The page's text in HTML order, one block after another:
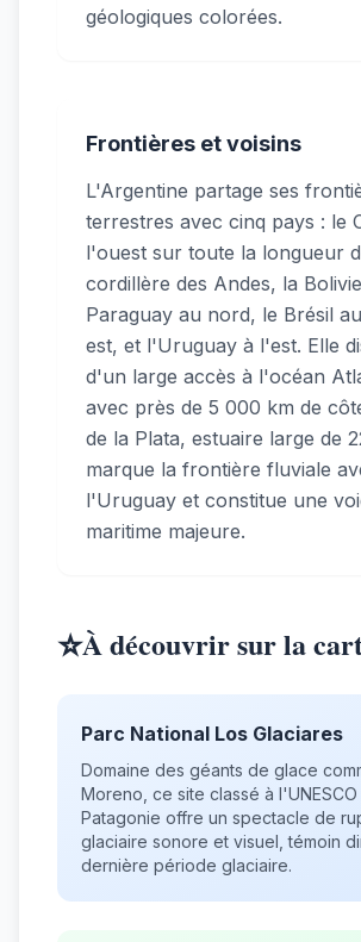
géologiques colorées.
Frontières et voisins
L'Argentine partage ses
terrestres avec cinq pays : le
l'ouest sur toute la longueur
cordillère des Andes, la
Paraguay au nord, le Brésil
est, et l'Uruguay à l'est. Elle
d'un large accès à l'océan
avec près de 5 000 km de
de la Plata, estuaire large de
marque la frontière fluviale
l'Uruguay et constitue une
maritime majeure.
⭐À découvrir sur la
Parc National Los Glaciares
Domaine des géants de glace
Moreno, ce site classé à l'UNESCO
Patagonie offre un spectacle de
glaciaire sonore et visuel, témoin
dernière période glaciaire.